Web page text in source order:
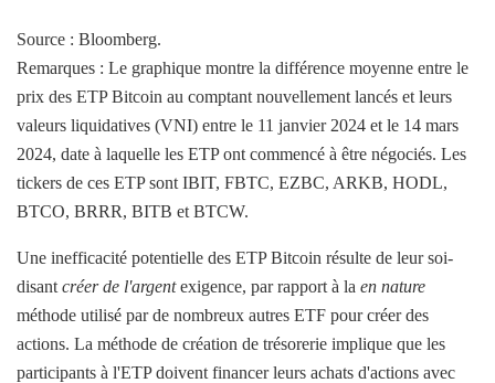
Source : Bloomberg.
Remarques : Le graphique montre la différence moyenne entre le
prix des ETP Bitcoin au comptant nouvellement lancés et leurs
valeurs liquidatives (VNI) entre le 11 janvier 2024 et le 14 mars
2024, date à laquelle les ETP ont commencé à être négociés. Les
tickers de ces ETP sont IBIT, FBTC, EZBC, ARKB, HODL,
BTCO, BRRR, BITB et BTCW.
Une inefficacité potentielle des ETP Bitcoin résulte de leur soi-
disant créer de l'argentexigence, par rapport à la en nature
méthode utilisé par de nombreux autres ETF pour créer des
actions. La méthode de création de trésorerie implique que les
participants à l'ETP doivent financer leurs achats d'actions avec